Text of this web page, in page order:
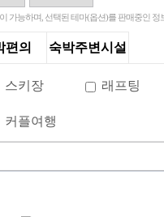
가능하며, 선택된 테마(옵션)를 판매중인 정
편의 숙박주변시설
스키장 래프팅
커플여행